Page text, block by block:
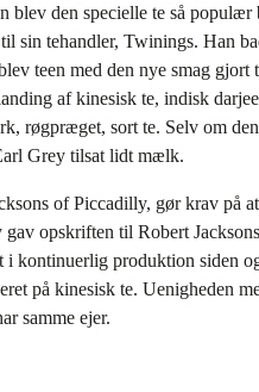
blev den specielle te så populær
sin tehandler, Twinings. Han
teen med den nye smag
af kinesisk te, indisk
røgpræget, sort te. Selv om
Grey tilsat lidt mælk.
of Piccadilly, gør krav på
opskriften til Robert
i kontinuerlig produktion siden
på kinesisk te. Uenigheden
samme ejer.